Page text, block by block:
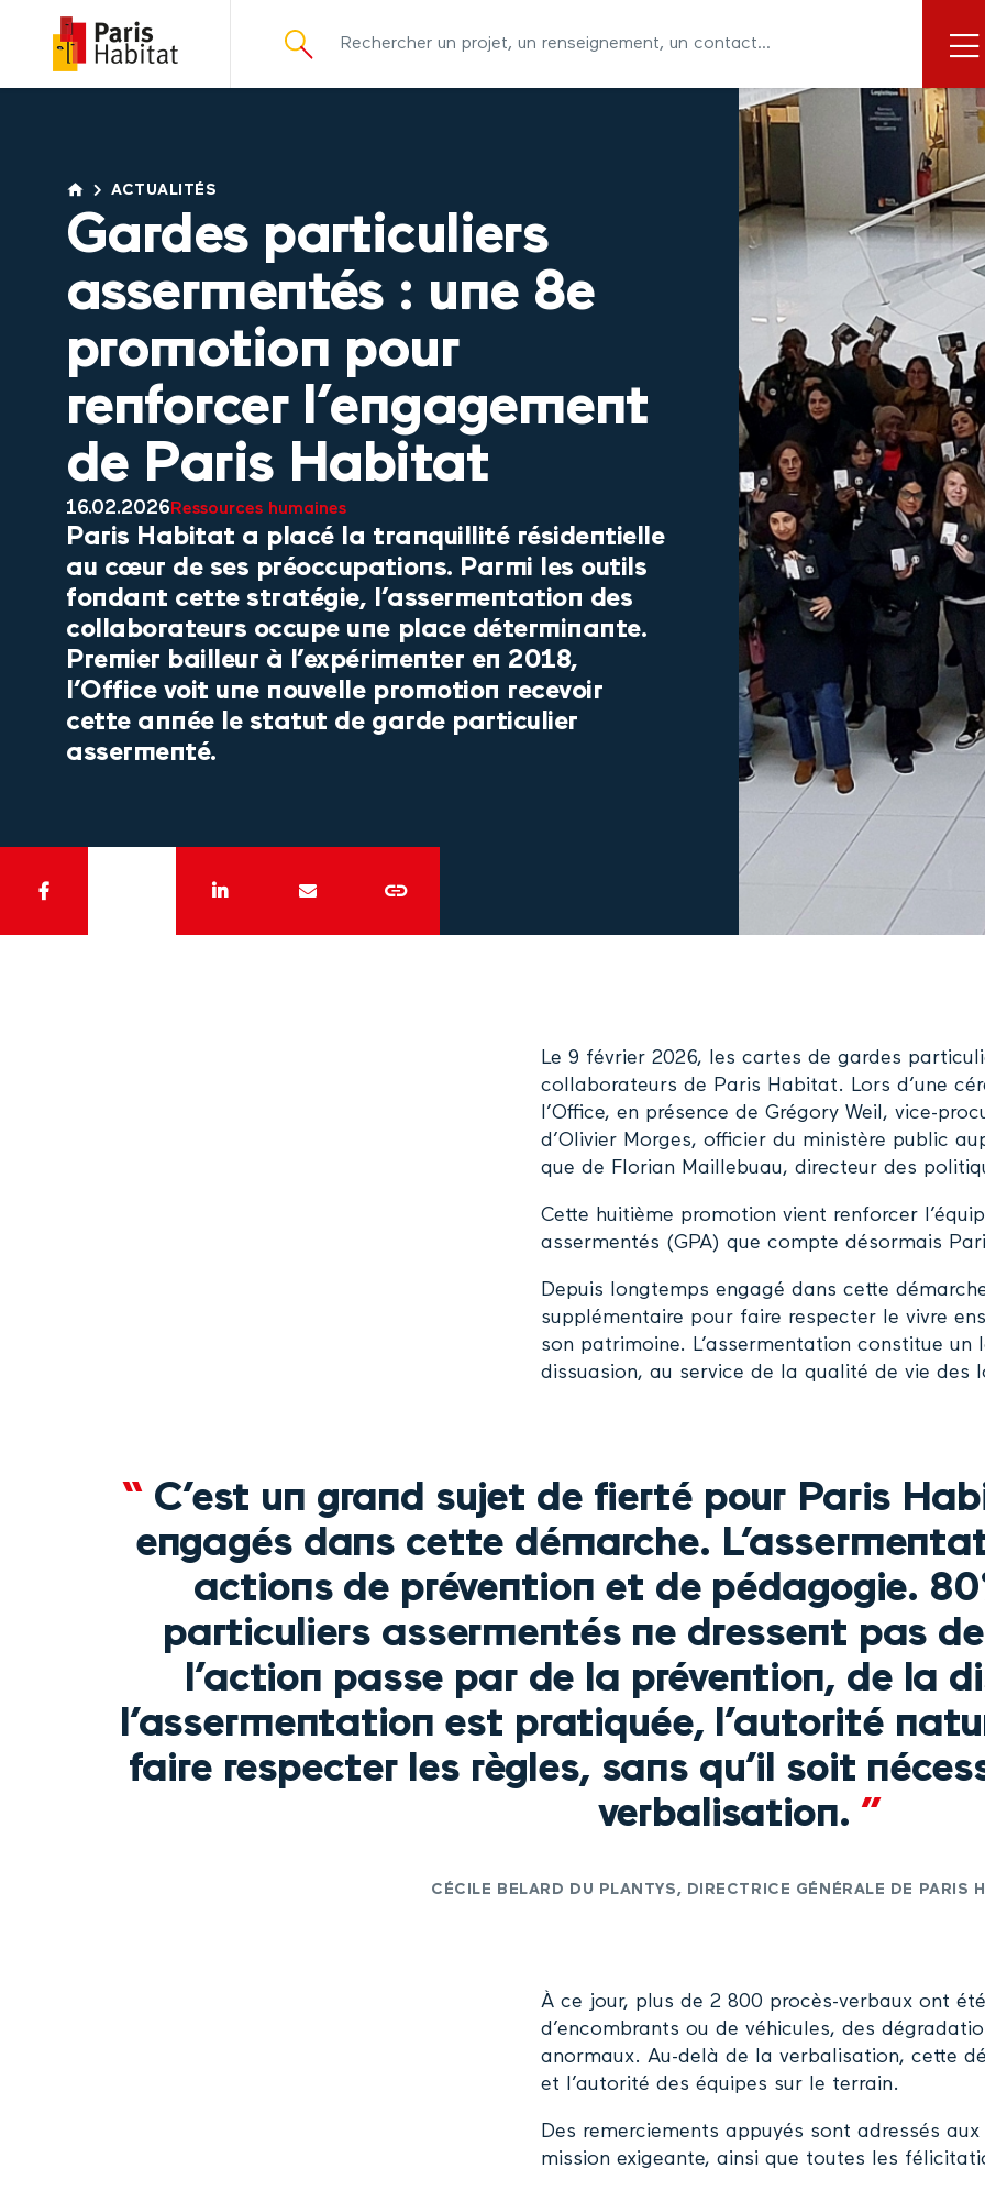
principal
ACTUALITÉS
Gardes particuliers
assermentés : une 8e
promotion pour
renforcer l’engagement
de Paris Habitat
16.02.2026 Ressources humaines
Paris Habitat a placé la tranquillité résidentielle
au cœur de ses préoccupations. Parmi les outils
fondant cette stratégie, l’assermentation des
collaborateurs occupe une place déterminante.
Premier bailleur à l’expérimenter en 2018,
l’Office voit une nouvelle promotion recevoir
cette année le statut de garde particulier
assermenté.
Le 9 février 2026, les cartes de gardes
collaborateurs de Paris Habitat. Lors d’une
l’Office, en présence de Grégory Weil, vice-
d’Olivier Morges, officier du ministère public
que de Florian Maillebuau, directeur des
Cette huitième promotion vient renforcer
assermentés (GPA) que compte désormais
Depuis longtemps engagé dans cette
supplémentaire pour faire respecter le vivre
son patrimoine. L’assermentation constitue
dissuasion, au service de la qualité de vie des
“C’est un grand sujet de fierté pour Paris
engagés dans cette démarche.
actions de prévention et de pédagogie.
particuliers assermentés ne dressent pas de
l’action passe par de la prévention, de la
l’assermentation est pratiquée, l’autorité
faire respecter les règles, sans qu’il soit
verbalisation. ”
CÉCILE BELARD DU PLANTYS, DIRECTRICE GÉNÉRALE DE PARIS
À ce jour, plus de 2 800 procès-verbaux ont
d’encombrants ou de véhicules, des
anormaux. Au-delà de la verbalisation, cette
et l’autorité des équipes sur le terrain.
Des remerciements appuyés sont adressés
mission exigeante, ainsi que toutes les